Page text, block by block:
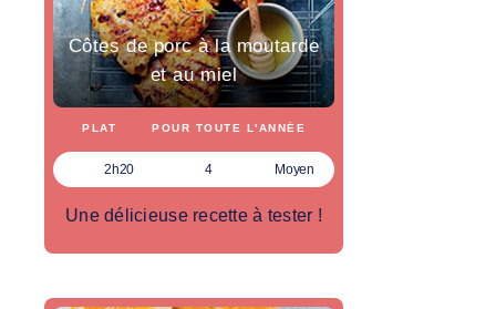
Côtes de porc à la moutarde
et au miel
PLAT POUR TOUTE L'ANNÉE
2h20 4 Moyen
Une délicieuse recette à tester !